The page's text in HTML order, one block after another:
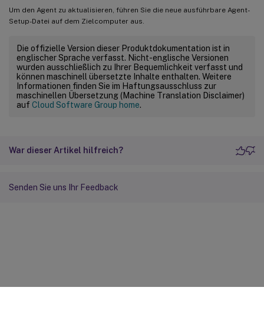
Um den Agent zu aktualisieren, führen Sie die neue ausführbare Agent-
Setup-Datei auf dem Zielcomputer aus.
Die offizielle Version dieser Produktdokumentation ist in
englischer Sprache verfasst. Nicht-englische Versionen
wurden ausschließlich zu Ihrer Bequemlichkeit verfasst und
können maschinell übersetzte Inhalte enthalten. Weitere
Informationen finden Sie im Haftungsausschluss zur
maschinellen Übersetzung (Machine Translation Disclaimer)
auf Cloud Software Group home.
War dieser Artikel hilfreich?
Senden Sie uns Ihr Feedback